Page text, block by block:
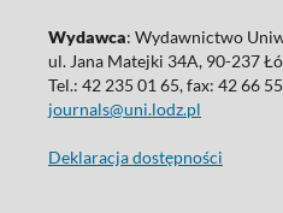
Wydawca: Wydawnictwo
ul. Jana Matejki 34A, 90-237
Tel.: 42 235 01 65, fax: 42 66
journals@uni.lodz.pl
Deklaracja dostępności